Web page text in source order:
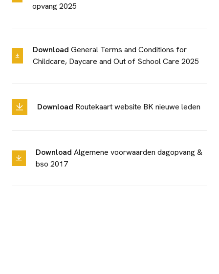
opvang 2025
Download General Terms and Conditions for
Childcare, Daycare and Out of School Care 2025
Download Routekaart website BK nieuwe leden
Download Algemene voorwaarden dagopvang &
bso 2017